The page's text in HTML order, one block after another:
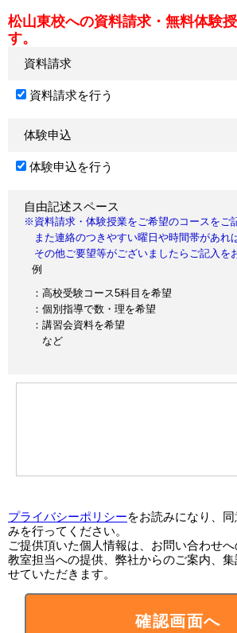
松山東校への資料請求・無料体験
す。
資料請求
資料請求を行う
体験申込
体験申込を行う
自由記述スペース
※資料請求・体験授業をご希望のコースをご
また連絡のつきやすい曜日や時間帯があれ
その他ご要望等がございましたらご記入を
例
：高校受験コース5科目を希望
：個別指導で数・理を希望
：講習会資料を希望
など
プライバシーポリシーをお読みになり、
みを行ってください。
ご提供頂いた個人情報は、お問い合わせ
教室担当への提供、弊社からのご案内、
せていただきます。